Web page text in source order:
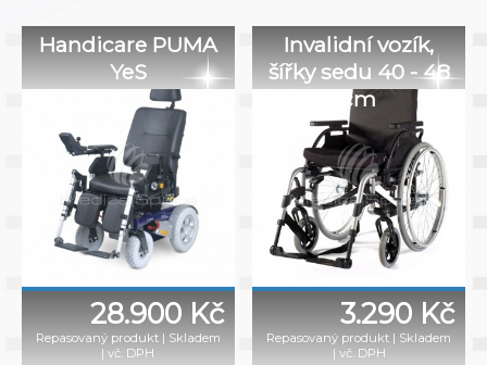
Handicare PUMA
YeS
28.900 Kč
Repasovaný produkt | Skladem
| vč. DPH
Invalidní vozík,
šířky sedu 40 - 48
cm
3.290 Kč
Repasovaný produkt | Skladem
| vč. DPH